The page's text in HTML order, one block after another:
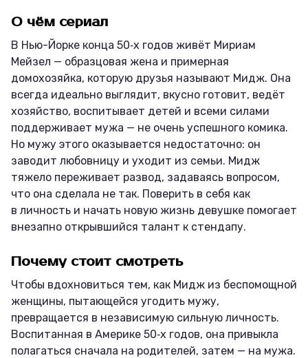
О чём сериал
В Нью-Йорке конца 50‑х годов живёт Мириам
Мейзел — образцовая жена и примерная
домохозяйка, которую друзья называют Мидж. Она
всегда идеально выглядит, вкусно готовит, ведёт
хозяйство, воспитывает детей и всеми силами
поддерживает мужа — не очень успешного комика.
Но мужу этого оказывается недостаточно: он
заводит любовницу и уходит из семьи. Мидж
тяжело переживает развод, задаваясь вопросом,
что она сделала не так. Поверить в себя как
в личность и начать новую жизнь девушке помогает
внезапно открывшийся талант к стендапу.
Почему стоит смотреть
Чтобы вдохновиться тем, как Мидж из беспомощной
женщины, пытающейся угодить мужу,
превращается в независимую сильную личность.
Воспитанная в Америке 50‑х годов, она привыкла
полагаться сначала на родителей, затем — на мужа.